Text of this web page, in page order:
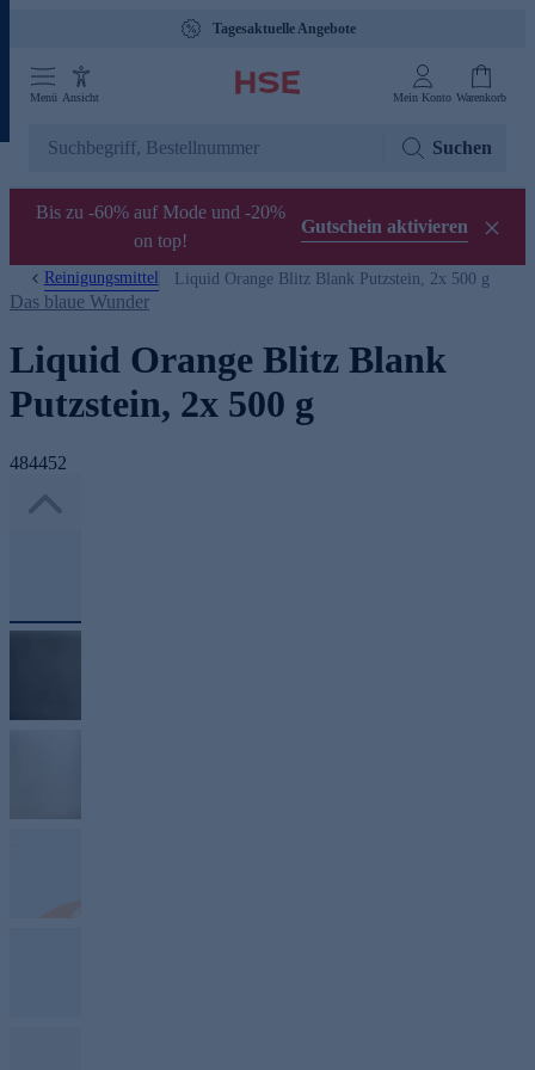
Gebührenfreie Hotline 0800 29 888 88
Menü Ansicht Mein Konto Warenkorb
Suchen
Bis zu -60% auf Mode und -20%
on top!
Gutschein aktivieren
Reinigungsmittel Liquid Orange Blitz Blank Putzstein, 2x 500 g
Das blaue Wunder
Liquid Orange Blitz Blank
Putzstein, 2x 500 g
484452